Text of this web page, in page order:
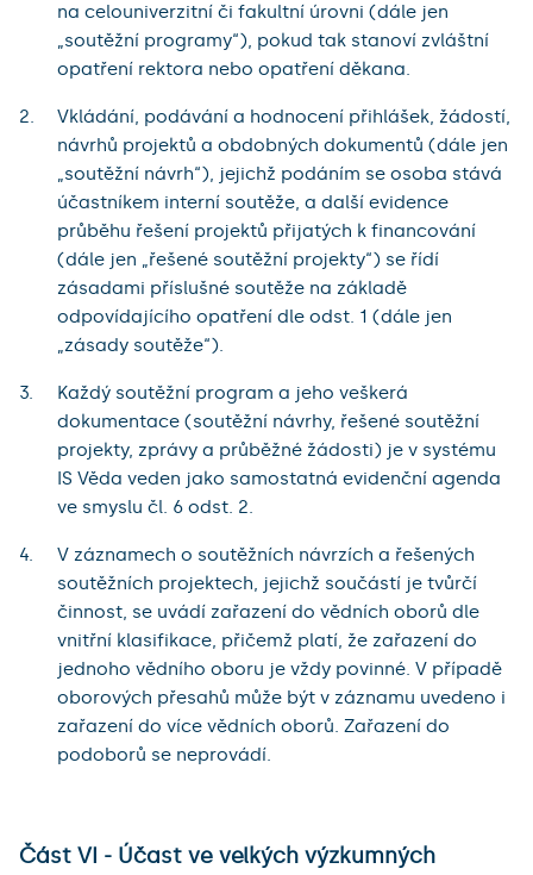
na celouniverzitní či fakultní úrovni (dále jen
„soutěžní programy“), pokud tak stanoví zvláštní
opatření rektora nebo opatření děkana.
Vkládání, podávání a hodnocení přihlášek, žádostí,
návrhů projektů a obdobných dokumentů (dále jen
„soutěžní návrh“), jejichž podáním se osoba stává
účastníkem interní soutěže, a další evidence
průběhu řešení projektů přijatých k financování
(dále jen „řešené soutěžní projekty“) se řídí
zásadami příslušné soutěže na základě
odpovídajícího opatření dle odst. 1 (dále jen
„zásady soutěže“).
Každý soutěžní program a jeho veškerá
dokumentace (soutěžní návrhy, řešené soutěžní
projekty, zprávy a průběžné žádosti) je v systému
IS Věda veden jako samostatná evidenční agenda
ve smyslu čl. 6 odst. 2.
V záznamech o soutěžních návrzích a řešených
soutěžních projektech, jejichž součástí je tvůrčí
činnost, se uvádí zařazení do vědních oborů dle
vnitřní klasifikace, přičemž platí, že zařazení do
jednoho vědního oboru je vždy povinné. V případě
oborových přesahů může být v záznamu uvedeno i
zařazení do více vědních oborů. Zařazení do
podoborů se neprovádí.
Část VI - Účast ve velkých výzkumných